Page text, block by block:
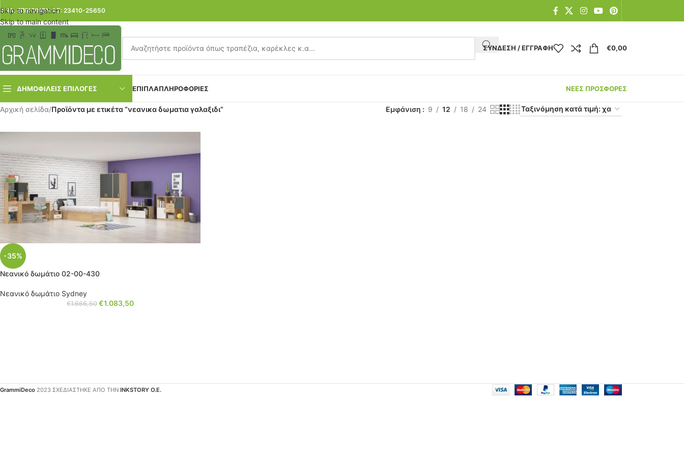
Skip to navigation
Skip to main content
ΤΗΛ. ΕΠΙΚΟΙΝΩΝΙΑΣ: 23410-25650
ΣΎΝΔΕΣΗ / ΕΓΓΡΑΦΉ €0,00
ΔΗΜΟΦΙΛΕΙΣ ΕΠΙΛΟΓΕΣ ΕΠΙΠΛΑΠΛΗΡΟΦΟΡΙΕΣ ΝΕΕΣ ΠΡΟΣΦΟΡΕΣ
Αρχική σελίδα/Προϊόντα με ετικέτα “νεανικα δωματια γαλαξιδι” Εμφάνιση 9 12 18 24
-35%
Νεανικό δωμάτιο 02-00-430
Νεανικό δωμάτιο Sydney
€1.666,50 €1.083,50
GrammiDeco 2023 ΣΧΕΔΙΑΣΤΗΚΕ ΑΠΟ ΤΗΝ INKSTORY Ο.Ε.